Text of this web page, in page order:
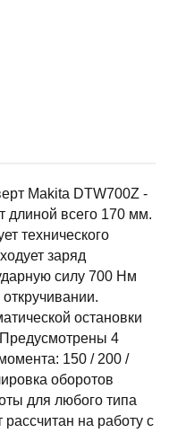
Makita DTW700Z -
длиной всего 170 мм.
технического
заряд
силу 700 Нм
остановки
4
150 / 200 /
оборотов
для любого типа
на работу с